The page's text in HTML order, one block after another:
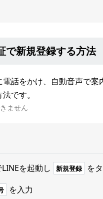
で新規登録する方法
電話をかけ、自動音声で案
です。
ません
LINEを起動し 新規登録 を
を入力